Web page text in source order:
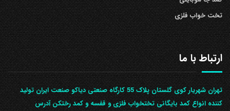
تخت خواب فلزی
ارتباط با ما
تهران شهریار کوی گلستان پلاک 55 کارگاه صنعتی دیاکو صنعت ایران تولید
کننده انواع کمد بایگانی تختخواب فلزی و قفسه و کمد رختکن آدرس